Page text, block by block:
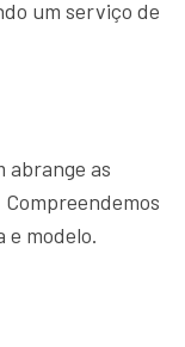
um serviço de
abrange as
e modelo.